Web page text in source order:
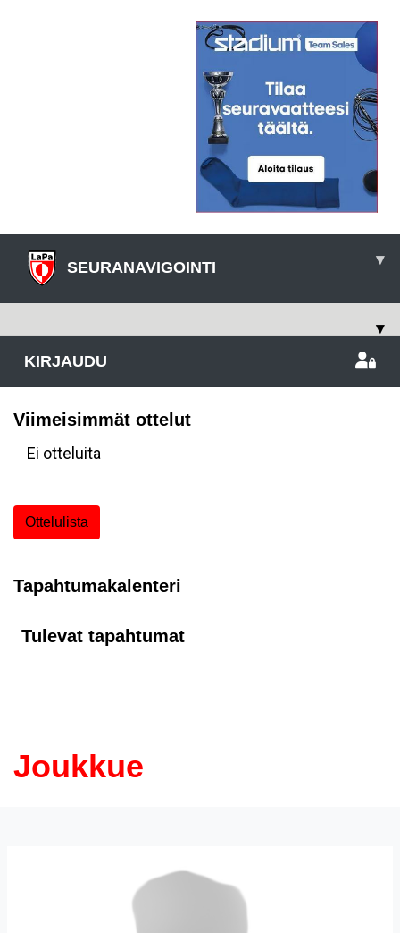
SEURANAVIGOINTI ▾
▾
KIRJAUDU
Viimeisimmät ottelut
Ei otteluita
Ottelulista
Tapahtumakalenteri
Tulevat tapahtumat
Joukkue